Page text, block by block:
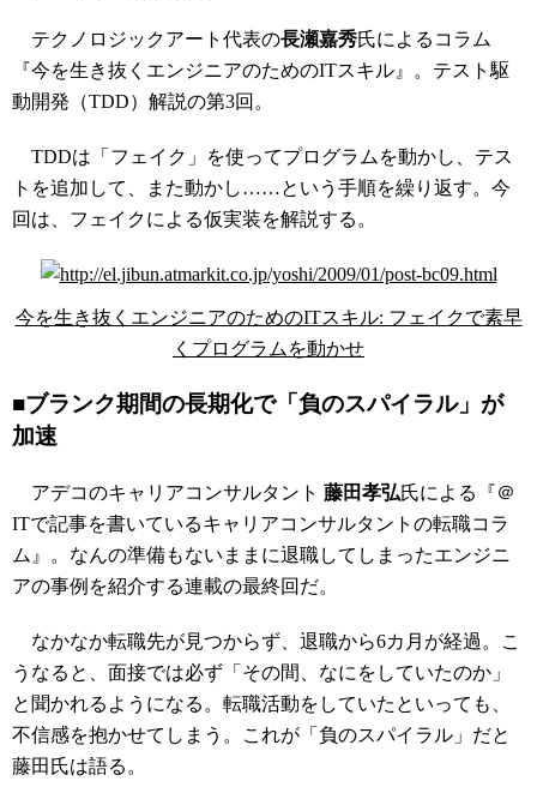
テクノロジックアート代表の長瀬嘉秀氏によるコラム
『今を生き抜くエンジニアのためのITスキル』。テスト駆
動開発（TDD）解説の第3回。
TDDは「フェイク」を使ってプログラムを動かし、テス
トを追加して、また動かし……という手順を繰り返す。今
回は、フェイクによる仮実装を解説する。
今を生き抜くエンジニアのためのITスキル: フェイクで素早
くプログラムを動かせ
■ブランク期間の長期化で「負のスパイラル」が
加速
アデコのキャリアコンサルタント 藤田孝弘氏による『＠
ITで記事を書いているキャリアコンサルタントの転職コラ
ム』。なんの準備もないままに退職してしまったエンジニ
アの事例を紹介する連載の最終回だ。
なかなか転職先が見つからず、退職から6カ月が経過。こ
うなると、面接では必ず「その間、なにをしていたのか」
と聞かれるようになる。転職活動をしていたといっても、
不信感を抱かせてしまう。これが「負のスパイラル」だと
藤田氏は語る。